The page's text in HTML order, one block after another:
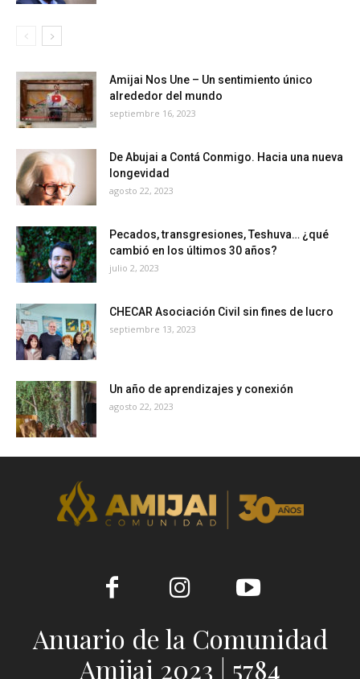
Amijai Nos Une – Un sentimiento único
alrededor del mundo
septiembre 16, 2023
De Abujai a Contá Conmigo. Hacia una nueva
longevidad
agosto 22, 2023
Pecados, transgresiones, Teshuva… ¿qué
cambió en los últimos 30 años?
julio 2, 2023
CHECAR Asociación Civil sin fines de lucro
septiembre 13, 2023
Un año de aprendizajes y conexión
agosto 22, 2023
Anuario de la Comunidad
Amijai 2023 | 5784